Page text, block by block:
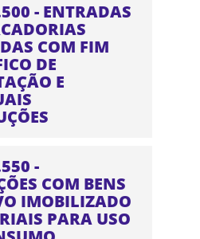
- ENTRADAS
COM FIM
DE
E
-
COM BENS
IMOBILIZADO
PARA USO